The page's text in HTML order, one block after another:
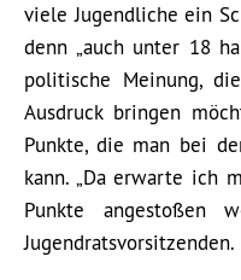
viele Jugendliche ein
denn „auch unter 18
politische Meinung,
Ausdruck bringen
Punkte, die man bei
kann. „Da erwarte ich
Punkte angestoßen
Jugendratsvorsitzenden.